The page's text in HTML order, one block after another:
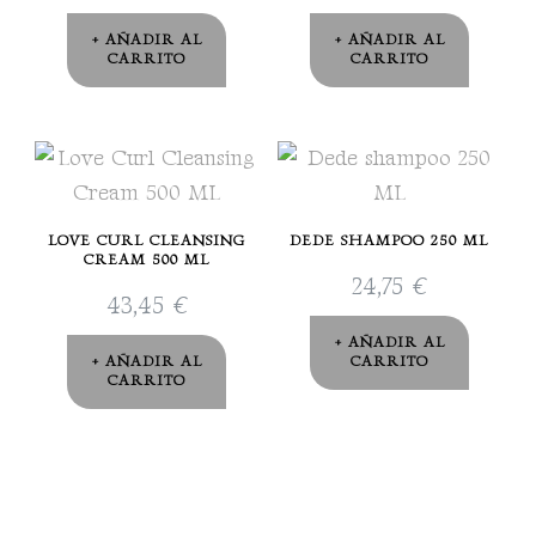
AÑADIR AL
CARRITO
AÑADIR AL
CARRITO
LOVE CURL CLEANSING
CREAM 500 ML
43,45 €
AÑADIR AL
CARRITO
DEDE SHAMPOO 250 ML
24,75 €
AÑADIR AL
CARRITO